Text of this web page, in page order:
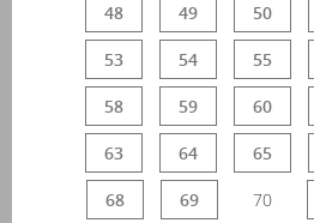
48 49 50
53 54 55
58 59 60
63 64 65
68 69 70